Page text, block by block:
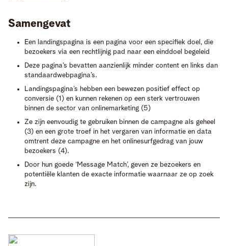
Samengevat
Een landingspagina is een pagina voor een specifiek doel, die
bezoekers via een rechtlijnig pad naar een einddoel begeleid
Deze pagina’s bevatten aanzienlijk minder content en links dan
standaardwebpagina’s.
Landingspagina’s hebben een bewezen positief effect op
conversie (1) en kunnen rekenen op een sterk vertrouwen
binnen de sector van onlinemarketing (5)
Ze zijn eenvoudig te gebruiken binnen de campagne als geheel
(3) en een grote troef in het vergaren van informatie en data
omtrent deze campagne en het onlinesurfgedrag van jouw
bezoekers (4).
Door hun goede ‘Message Match’, geven ze bezoekers en
potentiële klanten de exacte informatie waarnaar ze op zoek
zijn.